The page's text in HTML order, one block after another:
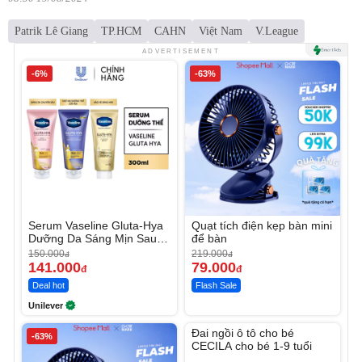
Patrik Lê Giang TP.HCM CAHN Việt Nam V.League
ADVERTISEMENT
-6%
Serum Vaseline Gluta-Hya
Dưỡng Da Sáng Mịn Sau 7
Ngày
150.000đ
141.000đ
Deal hot
Unilever
-63%
Quạt tích điện kẹp bàn mini
để bàn
219.000đ
79.000đ
Flash Sale
-63%
Đai ngồi ô tô cho bé
CECILA cho bé 1-9 tuổi